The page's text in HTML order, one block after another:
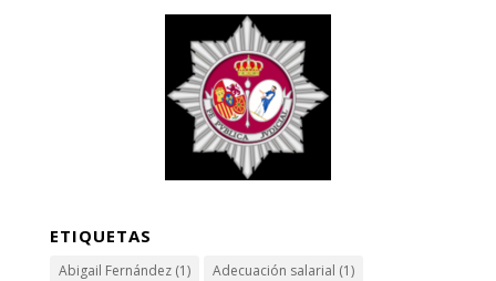
ETIQUETAS
Abigail Fernández(1) Adecuación salarial (1)